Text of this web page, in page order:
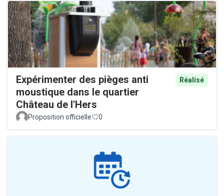
Expérimenter des pièges anti
moustique dans le quartier
Château de l'Hers
Réalisé
Proposition officielle 0